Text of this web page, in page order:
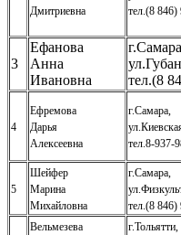
Дмитриевна
тел.(8
3
Ефанова
Анна
Ивановна
тел.(8
4
Ефремова
Дарья
Алексеевна
г.Самара,
тел.8-937-
5
Шейфер
Марина
Михайловна
г.Самара,
тел.(8
Вельмезева
г.Тольятти,